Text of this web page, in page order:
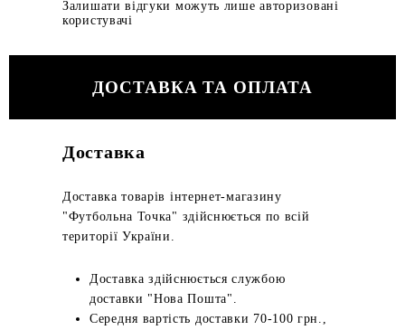
Залишати відгуки можуть лише авторизовані
користувачі
ДОСТАВКА ТА ОПЛАТА
Доставка
Доставка товарів інтернет-магазину
"Футбольна Точка" здійснюється по всій
території України.
Доставка здійснюється службою
доставки "Нова Пошта".
Середня вартість доставки 70-100 грн.,